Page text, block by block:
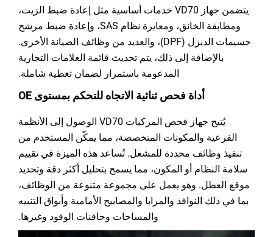
يتضمن جهاز VD70 خدمات أساسية مثل إعادة ضبط الزيت،
ومطابقة الخانق، ومعايرة نظام SAS، وإعادة ضبط مرشح
جسيمات الديزل (DPF)، والعديد من وظائف الصيانة الأخرى.
بالإضافة إلى ذلك، يتم تحديث قائمة العلامات التجارية
المدعومة باستمرار لضمان تغطية شاملة.
أداة فحص ثنائية الاتجاه للتحكم بمستوى OE
يُتيح جهاز فحص المركبات VD70 الوصول إلى الأنظمة
الفرعية والمكونات المتخصصة، مما يمكّن المستخدم من
تنفيذ وظائف محددة للمشغل. تُساعد هذه الميزة في تقييم
سلامة النظام أو المكون، مما يسمح بتحليل أكثر دقة وتحديد
موقع العطل. وهو يعمل على مجموعة متنوعة من الوظائف،
بما في ذلك النوافذ والمرايا والمصابيح الأمامية وأبواق التنبيه
والمساحات وحاقنات الوقود وغيرها.